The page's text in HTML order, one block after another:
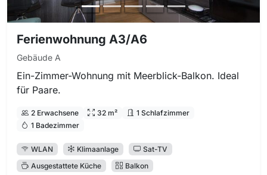
Ferienwohnung A3/A6
Gebäude A
Ein-Zimmer-Wohnung mit Meerblick-Balkon. Ideal
für Paare.
2 Erwachsene 32 m²
1 Schlafzimmer
1 Badezimmer
WLAN Klimaanlage
Sat-TV
Ausgestattete Küche
Balkon